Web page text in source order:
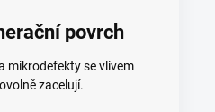
povrch
mikrodefekty se vlivem
zacelují.